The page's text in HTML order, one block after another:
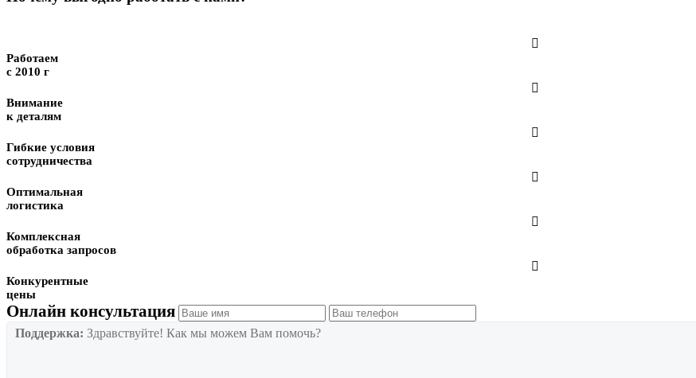

Работаем
с 2010 г

Внимание
к деталям

Гибкие условия
сотрудничества

Оптимальная
логистика

Комплексная
обработка запросов

Конкурентные
цены
Онлайн консультация
Поддержка: Здравствуйте! Как мы можем Вам помочь?